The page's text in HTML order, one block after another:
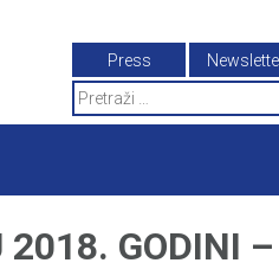
Press
2018. GODINI